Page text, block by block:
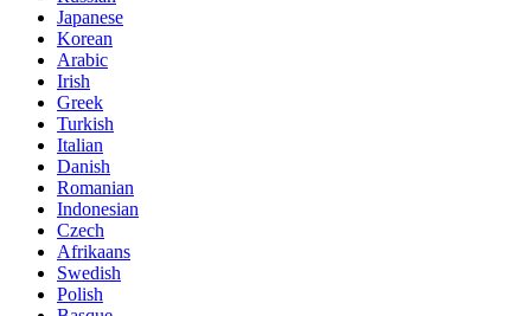
Japanese
Korean
Arabic
Irish
Greek
Turkish
Italian
Danish
Romanian
Indonesian
Czech
Afrikaans
Swedish
Polish